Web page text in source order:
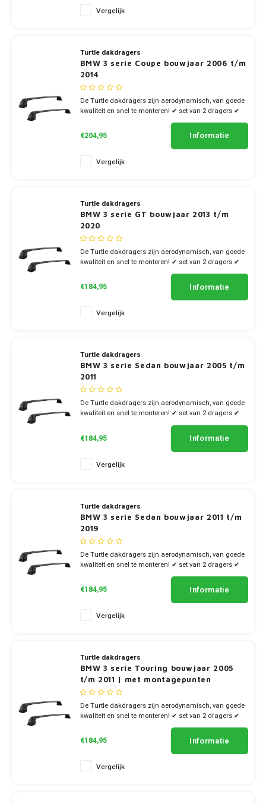
Vergelijk
Turtle dakdragers
BMW 3 serie Coupe bouwjaar 2006 t/m
2014
De Turtle dakdragers zijn aerodynamisch, van goede
kwaliteit en snel te monteren! ✔ set van 2 dragers ✔
€204,95 Informatie
Vergelijk
Turtle dakdragers
BMW 3 serie GT bouwjaar 2013 t/m
2020
De Turtle dakdragers zijn aerodynamisch, van goede
kwaliteit en snel te monteren! ✔ set van 2 dragers ✔
€184,95 Informatie
Vergelijk
Turtle dakdragers
BMW 3 serie Sedan bouwjaar 2005 t/m
2011
De Turtle dakdragers zijn aerodynamisch, van goede
kwaliteit en snel te monteren! ✔ set van 2 dragers ✔
€184,95 Informatie
Vergelijk
Turtle dakdragers
BMW 3 serie Sedan bouwjaar 2011 t/m
2019
De Turtle dakdragers zijn aerodynamisch, van goede
kwaliteit en snel te monteren! ✔ set van 2 dragers ✔
€184,95 Informatie
Vergelijk
Turtle dakdragers
BMW 3 serie Touring bouwjaar 2005
t/m 2011 | met montagepunten
De Turtle dakdragers zijn aerodynamisch, van goede
kwaliteit en snel te monteren! ✔ set van 2 dragers ✔
€184,95 Informatie
Vergelijk